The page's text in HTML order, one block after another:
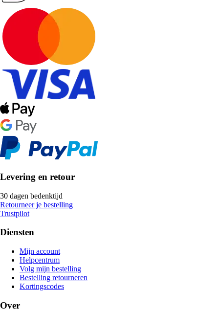
Levering en retour
30 dagen bedenktijd
Retourneer je bestelling
Trustpilot
Diensten
Mijn account
Helpcentrum
Volg mijn bestelling
Bestelling retourneren
Kortingscodes
Over